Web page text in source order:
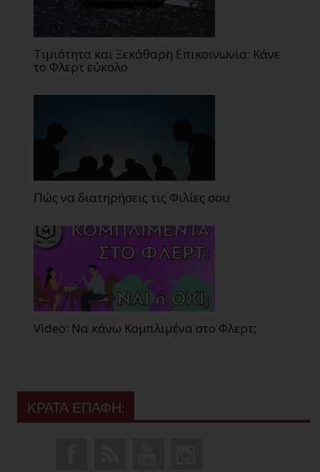
Τιμιότητα και Ξεκάθαρη Επικοινωνία: Κάνε
το Φλερτ εύκολο
Πώς να διατηρήσεις τις Φιλίες σου
Video: Να κάνω Κομπλιμένα στο Φλερτ;
ΚΡΑΤΑ ΕΠΑΦΗ: